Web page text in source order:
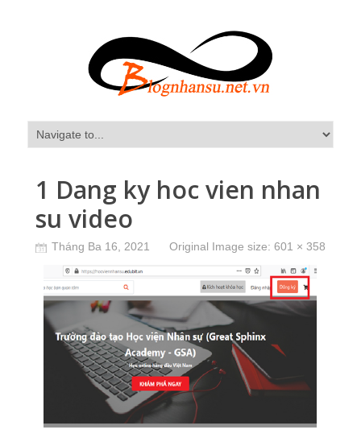
1 Dang ky hoc vien nhan
su video
Tháng Ba 16, 2021 Original Image size: 601 × 358